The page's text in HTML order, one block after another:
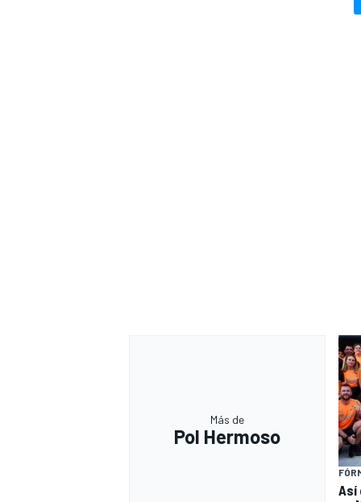
Más de
Pol Hermoso
Así